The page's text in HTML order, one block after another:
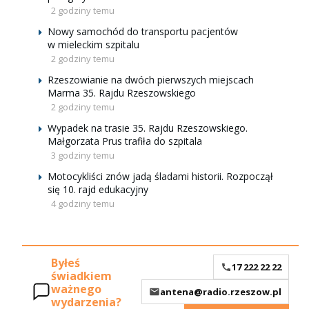
2 godziny temu
Nowy samochód do transportu pacjentów
w mieleckim szpitalu
2 godziny temu
Rzeszowianie na dwóch pierwszych miejscach
Marma 35. Rajdu Rzeszowskiego
2 godziny temu
Wypadek na trasie 35. Rajdu Rzeszowskiego.
Małgorzata Prus trafiła do szpitala
3 godziny temu
Motocykliści znów jadą śladami historii. Rozpoczął
się 10. rajd edukacyjny
4 godziny temu
Byłeś
świadkiem
ważnego
wydarzenia?
17 222 22 22
antena@radio.rzeszow.pl